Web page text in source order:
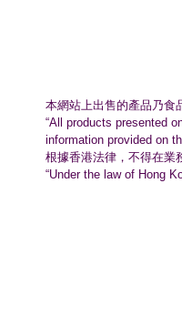
本網站上出售的產品乃食
“All products presented
information provided on
根據香港法律，不得在業
“Under the law of Hong